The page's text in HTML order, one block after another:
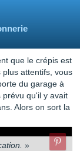
que le crépis est
attentifs, vous
du garage à
qu'il y avait
Alors on sort la
»